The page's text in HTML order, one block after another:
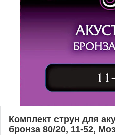
Комплект струн для
бронза 80/20, 11-52,